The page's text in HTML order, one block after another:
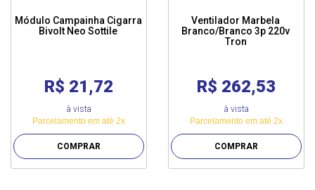
Módulo Campainha Cigarra
Bivolt Neo Sottile
R$ 21,72
à vista
Parcelamento em até 2x
COMPRAR
Ventilador Marbela
Branco/Branco 3p 220v
Tron
R$ 262,53
à vista
Parcelamento em até 2x
COMPRAR